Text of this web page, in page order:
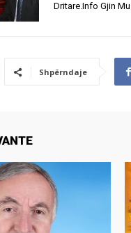
Dritare.Info Gjin
Shpërndaje